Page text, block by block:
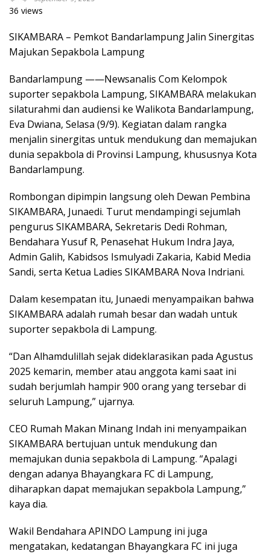
36 views
SIKAMBARA – Pemkot Bandarlampung Jalin Sinergitas
Majukan Sepakbola Lampung
Bandarlampung ——Newsanalis Com Kelompok
suporter sepakbola Lampung, SIKAMBARA melakukan
silaturahmi dan audiensi ke Walikota Bandarlampung,
Eva Dwiana, Selasa (9/9). Kegiatan dalam rangka
menjalin sinergitas untuk mendukung dan memajukan
dunia sepakbola di Provinsi Lampung, khususnya Kota
Bandarlampung.
Rombongan dipimpin langsung oleh Dewan Pembina
SIKAMBARA, Junaedi. Turut mendampingi sejumlah
pengurus SIKAMBARA, Sekretaris Dedi Rohman,
Bendahara Yusuf R, Penasehat Hukum Indra Jaya,
Admin Galih, Kabidsos Ismulyadi Zakaria, Kabid Media
Sandi, serta Ketua Ladies SIKAMBARA Nova Indriani.
Dalam kesempatan itu, Junaedi menyampaikan bahwa
SIKAMBARA adalah rumah besar dan wadah untuk
suporter sepakbola di Lampung.
“Dan Alhamdulillah sejak dideklarasikan pada Agustus
2025 kemarin, member atau anggota kami saat ini
sudah berjumlah hampir 900 orang yang tersebar di
seluruh Lampung,” ujarnya.
CEO Rumah Makan Minang Indah ini menyampaikan
SIKAMBARA bertujuan untuk mendukung dan
memajukan dunia sepakbola di Lampung. “Apalagi
dengan adanya Bhayangkara FC di Lampung,
diharapkan dapat memajukan sepakbola Lampung,”
kaya dia.
Wakil Bendahara APINDO Lampung ini juga
mengatakan, kedatangan Bhayangkara FC ini juga